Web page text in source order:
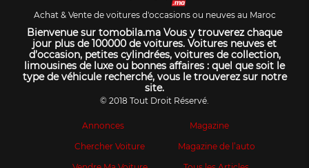
Achat & Vente de voitures d'occasions ou neuves au Maroc
Bienvenue sur tomobila.ma Vous y trouverez chaque
jour plus de 100000 de voitures. Voitures neuves et
d’occasion, petites cylindrées, voitures de collection,
limousines de luxe ou bonnes affaires : quel que soit le
type de véhicule recherché, vous le trouverez sur notre
site.
© 2018 Tout Droit Réservé.
Annonces
Chercher Voiture
Magazine
Magazine de l’auto